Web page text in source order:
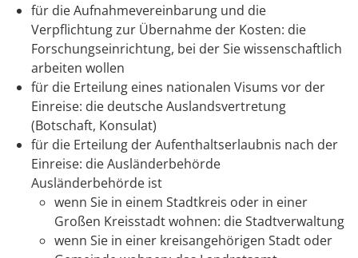
für die Aufnahmevereinbarung und die
Verpflichtung zur Übernahme der Kosten: die
Forschungseinrichtung, bei der Sie wissenschaftlich
arbeiten wollen
für die Erteilung eines nationalen Visums vor der
Einreise: die deutsche Auslandsvertretung
(Botschaft, Konsulat)
für die Erteilung der Aufenthaltserlaubnis nach der
Einreise: die Ausländerbehörde
Ausländerbehörde ist
wenn Sie in einem Stadtkreis oder in einer
Großen Kreisstadt wohnen: die Stadtverwaltung
wenn Sie in einer kreisangehörigen Stadt oder